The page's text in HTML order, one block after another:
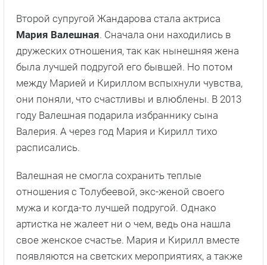
Второй супругой Жандарова стала актриса
Мария Валешная. Сначала они находились в
дружеских отношения, так как нынешняя жена
была лучшей подругой его бывшей. Но потом
между Марией и Кириллом вспыхнули чувства,
они поняли, что счастливы и влюблены. В 2013
году Валешная подарила избраннику сына
Валерия. А через год Мария и Кирилл тихо
расписались.
Валешная не смогла сохранить теплые
отношения с Толубеевой, экс-женой своего
мужа и когда-то лучшей подругой. Однако
артистка не жалеет ни о чем, ведь она нашла
свое женское счастье. Мария и Кирилл вместе
появляются на светских мероприятиях, а также